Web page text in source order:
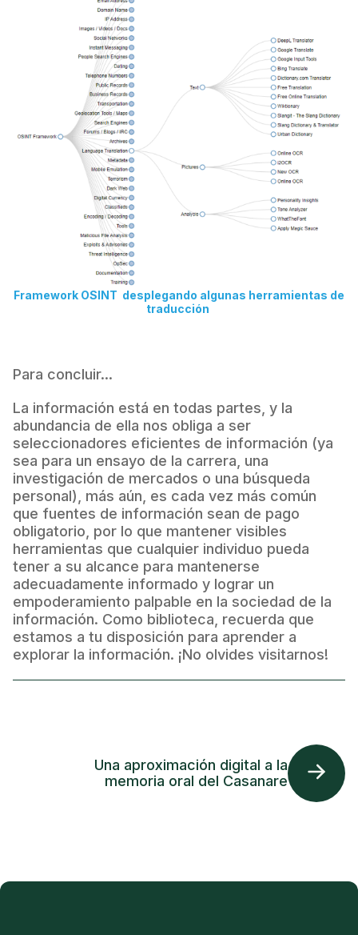
Framework OSINT desplegando algunas herramientas de
traducción
Para concluir...
La información está en todas partes, y la
abundancia de ella nos obliga a ser
seleccionadores eficientes de información (ya
sea para un ensayo de la carrera, una
investigación de mercados o una búsqueda
personal), más aún, es cada vez más común
que fuentes de información sean de pago
obligatorio, por lo que mantener visibles
herramientas que cualquier individuo pueda
tener a su alcance para mantenerse
adecuadamente informado y lograr un
empoderamiento palpable en la sociedad de la
información. Como biblioteca, recuerda que
estamos a tu disposición para aprender a
explorar la información. ¡No olvides visitarnos!
Una aproximación digital a la
memoria oral del Casanare